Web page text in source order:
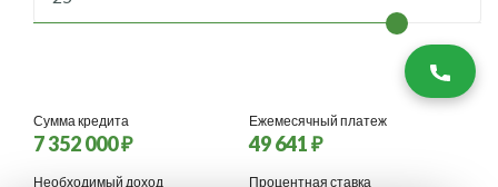
Сумма кредита
7 352 000 ₽
Ежемесячный платеж
49 641 ₽
Необходимый доход Процентная ставка